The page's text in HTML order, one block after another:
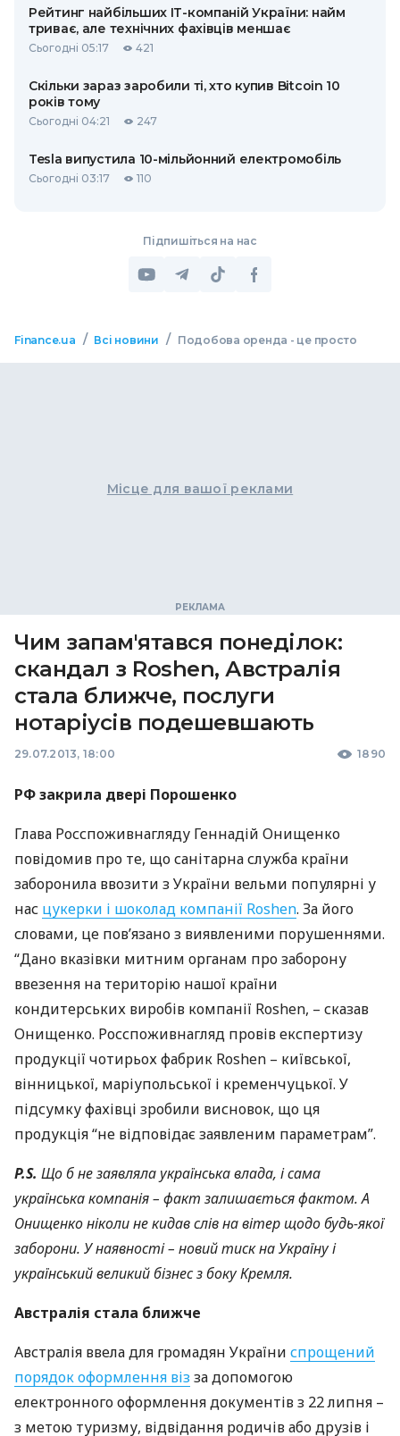
Рейтинг найбільших ІТ-компаній України: найм
триває, але технічних фахівців меншає
Сьогодні 05:17 421
Скільки зараз заробили ті, хто купив Bitcoin 10
років тому
Сьогодні 04:21 247
Tesla випустила 10-мільйонний електромобіль
Сьогодні 03:17 110
Підпишіться на нас
Finance.ua / Всі новини / Подобова оренда - це просто
Місце для вашої реклами
Чим запам'ятався понеділок:
скандал з Roshen, Австралія
стала ближче, послуги
нотаріусів подешевшають
29.07.2013, 18:00 1890
РФ закрила двері Порошенко
Глава Росспоживнагляду Геннадій Онищенко
повідомив про те, що санітарна служба країни
заборонила ввозити з України вельми популярні у
нас цукерки і шоколад компанії Roshen. За його
словами, це пов’язано з виявленими порушеннями.
“Дано вказівки митним органам про заборону
ввезення на територію нашої країни
кондитерських виробів компанії Roshen, – сказав
Онищенко. Росспоживнагляд провів експертизу
продукції чотирьох фабрик Roshen – київської,
вінницької, маріупольської і кременчуцької. У
підсумку фахівці зробили висновок, що ця
продукція “не відповідає заявленим параметрам”.
P.S. Що б не заявляла українська влада, і сама
українська компанія – факт залишається фактом. А
Онищенко ніколи не кидав слів на вітер щодо будь-якої
заборони. У наявності – новий тиск на Україну і
український великий бізнес з боку Кремля.
Австралія стала ближче
Австралія ввела для громадян України спрощений
порядок оформлення візза допомогою
електронного оформлення документів з 22 липня –
з метою туризму, відвідання родичів або друзів і